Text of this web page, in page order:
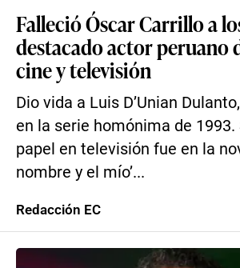
Falleció Óscar Carrillo a
destacado actor peruano
cine y televisión
Dio vida a Luis D’Unian Dulanto,
en la serie homónima de
papel en televisión fue en la
nombre y el mío’...
Redacción EC